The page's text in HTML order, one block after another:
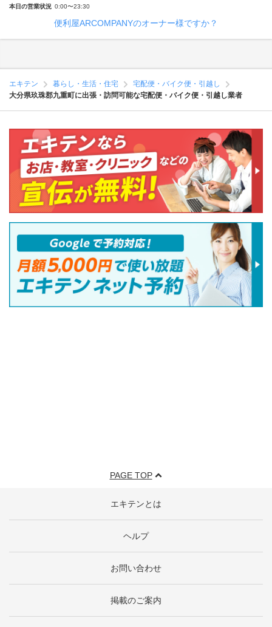
本日の営業状況 0:00〜23:30
便利屋ARCOMPANYのオーナー様ですか？
エキテン 暮らし・生活・住宅
宅配便・バイク便・引越し
大分県玖珠郡九重町に出張・訪問可能な宅配便・バイク便・引越し業者
PAGE TOP
エキテンとは
ヘルプ
お問い合わせ
掲載のご案内